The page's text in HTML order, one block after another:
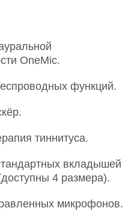
OneMic.
функций.
тиннитуса.
вкладышей
4 размера).
микрофонов.